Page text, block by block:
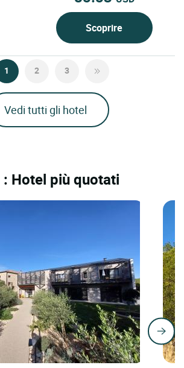
Scoprire
1 2 3
Vedi tutti gli hotel
Hotel più quotati